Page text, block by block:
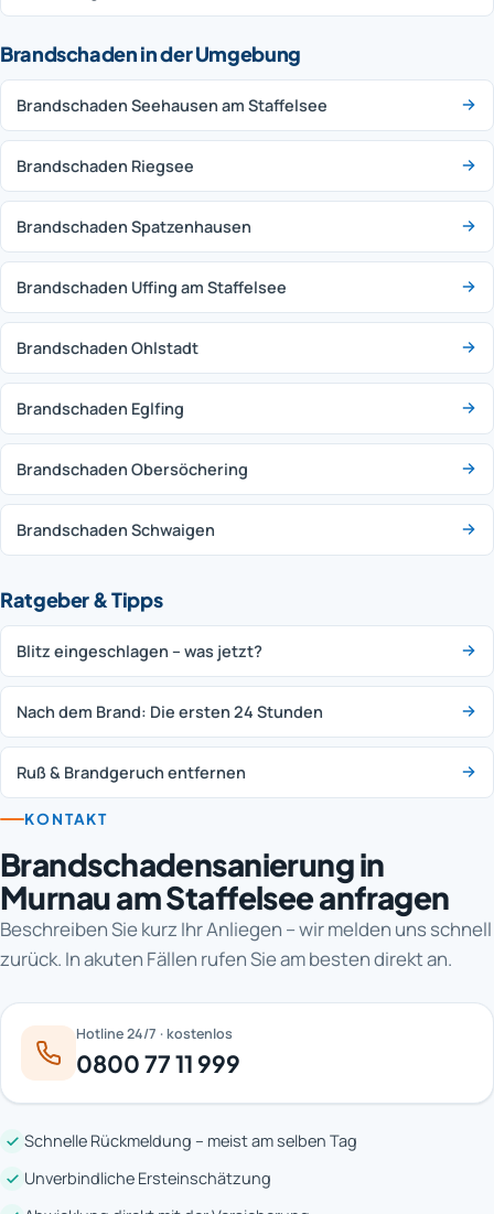
Brandschaden in der Umgebung
Brandschaden Seehausen am Staffelsee
Brandschaden Riegsee
Brandschaden Spatzenhausen
Brandschaden Uffing am Staffelsee
Brandschaden Ohlstadt
Brandschaden Eglfing
Brandschaden Obersöchering
Brandschaden Schwaigen
Ratgeber & Tipps
Blitz eingeschlagen – was jetzt?
Nach dem Brand: Die ersten 24 Stunden
Ruß & Brandgeruch entfernen
KONTAKT
Brandschadensanierung in
Murnau am Staffelsee anfragen
Beschreiben Sie kurz Ihr Anliegen – wir melden uns schnell
zurück. In akuten Fällen rufen Sie am besten direkt an.
Hotline 24/7 · kostenlos
0800 77 11 999
Schnelle Rückmeldung – meist am selben Tag
Unverbindliche Ersteinschätzung